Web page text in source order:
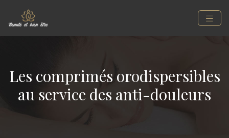
Les comprimés orodispersibles
au service des anti-douleurs